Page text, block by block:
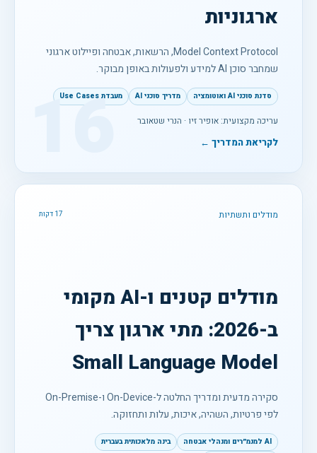
ארגוניות
Model Context Protocol, הרשאות, אבטחה ופיילוט ארגוני
שמחבר סוכן AI למידע ולפעולות באופן מבוקר.
סדנת סוכני AI ואוטומציה מדריך סוכני AI מעבדת Use Cases
עריכה מקצועית: אופיר זיו · הנרי שטאובר
לקריאת המדריך ← 16
מודלים ותשתיות 17 דקות
מודלים קטנים ו-AI מקומי
ב-2026: מתי ארגון צריך
Small Language Model
סקירה מדעית ומדריך החלטה ל-On-Device ו-On-Premise
לפי פרטיות, השהיה, איכות, עלות ותחזוקה.
AI למנמ״רים ומנהלי אבטחה
בינה מלאכותית בעברית